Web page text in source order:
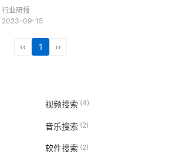
行业研报
2023-09-15
‹‹ 1 ››
视频搜索 (4)
音乐搜索 (2)
软件搜索 (2)